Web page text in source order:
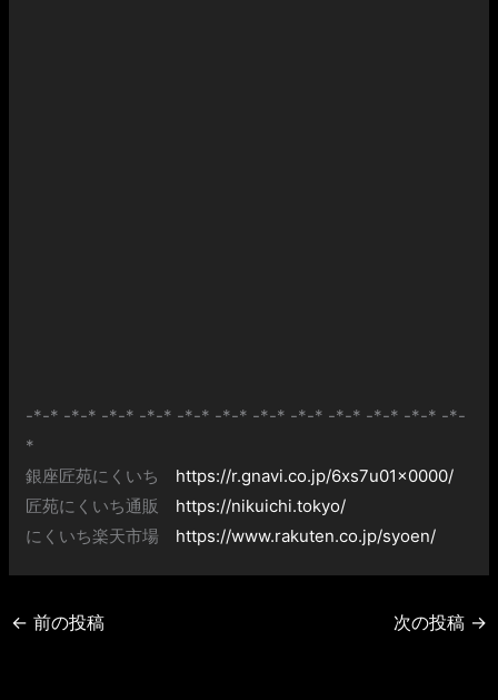
-*-* -*-* -*-* -*-* -*-* -*-* -*-* -*-* -*-* -*-* -*-* -*-
*
銀座匠苑にくいち https://r.gnavi.co.jp/6xs7u01x0000/
匠苑にくいち通販 https://nikuichi.tokyo/
にくいち楽天市場 https://www.rakuten.co.jp/syoen/
← 前の投稿 次の投稿 →